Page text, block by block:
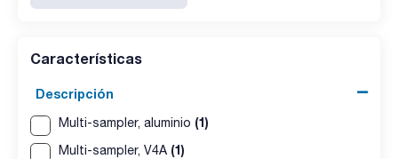
Características
Descripción
Multi-sampler, aluminio (1)
Multi-sampler, V4A (1)